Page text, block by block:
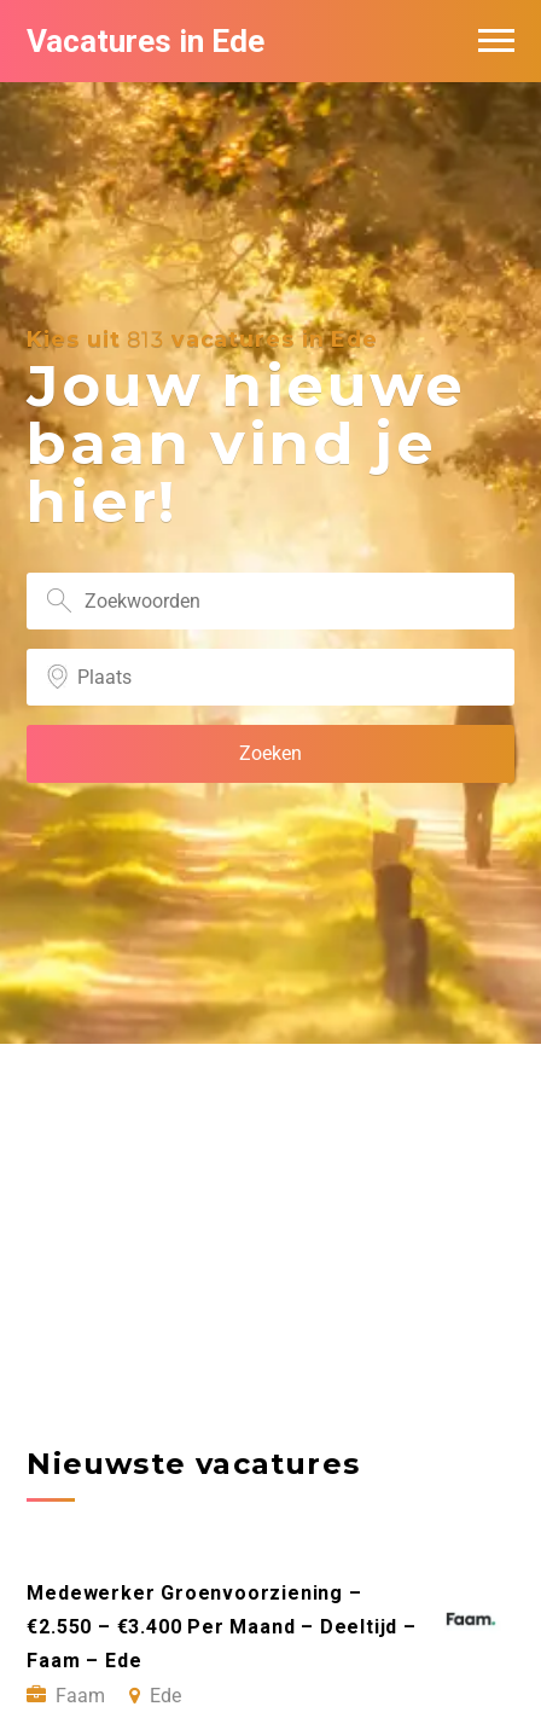
Vacatures in Ede
Kies uit 813 vacatures in Ede
Jouw nieuwe
baan vind je
hier!
Nieuwste vacatures
Medewerker Groenvoorziening –
€2.550 – €3.400 Per Maand – Deeltijd –
Faam – Ede
Faam
Ede
Vacatures bij bedrijven in Ede